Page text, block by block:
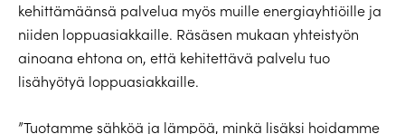
kehittämäänsä palvelua myös muille energiayhtiöille ja
niiden loppuasiakkaille. Räsäsen mukaan yhteistyön
ainoana ehtona on, että kehitettävä palvelu tuo
lisähyötyä loppuasiakkaille.
”Tuotamme sähköä ja lämpöä, minkä lisäksi hoidamme